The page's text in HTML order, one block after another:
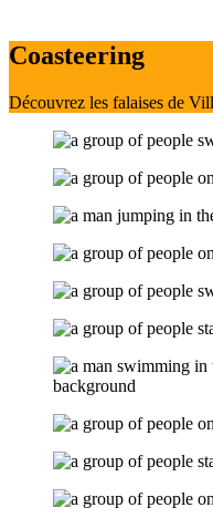
Coasteering
Découvrez les falaises de